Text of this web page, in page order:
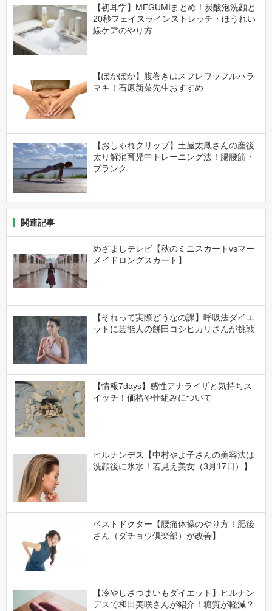
【初耳学】MEGUMIまとめ！炭酸泡洗顔と
20秒フェイスラインストレッチ・ほうれい
線ケアのやり方
【ぽかぽか】腹巻きはスフレワッフルハラ
マキ！石原新菜先生おすすめ
【おしゃれクリップ】土屋太鳳さんの産後
太り解消育児中トレーニング法！腸腰筋・
プランク
関連記事
めざましテレビ【秋のミニスカートvsマー
メイドロングスカート】
【それって実際どうなの課】呼吸法ダイエ
ットに芸能人の餅田コシヒカリさんが挑戦
【情報7days】感性アナライザと気持ちス
イッチ！価格や仕組みについて
ヒルナンデス【中村やよ子さんの美容法は
洗顔後に氷水！若見え美女（3月17日）】
ベストドクター【腰痛体操のやり方！肥後
さん（ダチョウ倶楽部）が改善】
【冷やしさつまいもダイエット】ヒルナン
デスで和田美咲さんが紹介！糖質が軽減？